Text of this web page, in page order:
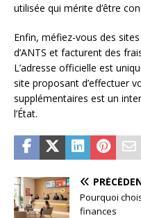
utilisée qui mérite d’être
Enfin, méfiez-vous des
d’ANTS et facturent des
L’adresse officielle est
site proposant d’effectuer
supplémentaires est un
l’État.
Pourquoi
finances